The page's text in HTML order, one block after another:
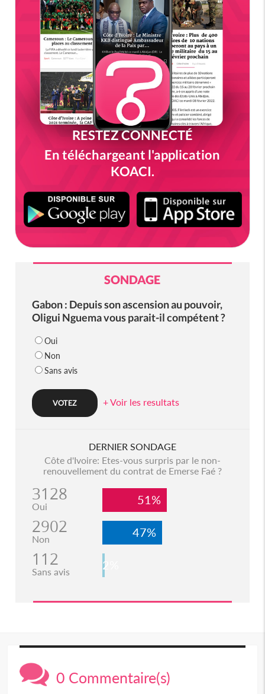
RESTEZ CONNECTÉ
En téléchargeant l'application
KOACI.
SONDAGE
Gabon : Depuis son ascension au pouvoir,
Oligui Nguema vous parait-il compétent ?
Oui
Non
Sans avis
+ Voir les resultats
DERNIER SONDAGE
Côte d'Ivoire: Etes-vous surpris par le non-
renouvellement du contrat de Emerse Faé ?
3128
Oui 51%
2902
Non 47%
112
Sans avis 2%
0 Commentaire(s)